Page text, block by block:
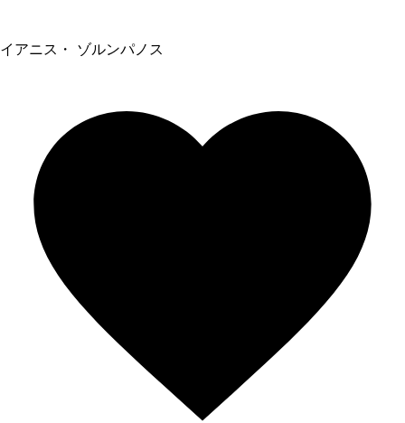
イアニス・ ゾルンパノス